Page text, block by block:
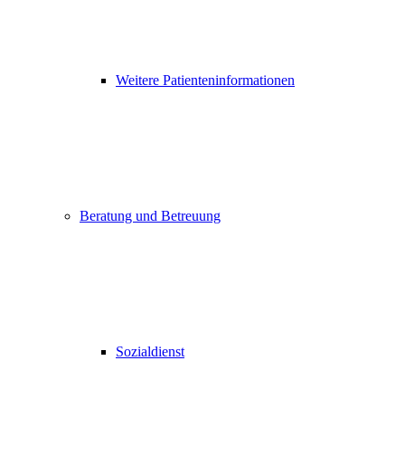
Weitere Patienteninformationen
Beratung und Betreuung
Sozialdienst